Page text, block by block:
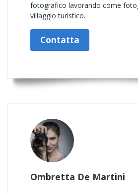
fotografico lavorando come
villaggio turistico.
Contatta
Ombretta De Martini